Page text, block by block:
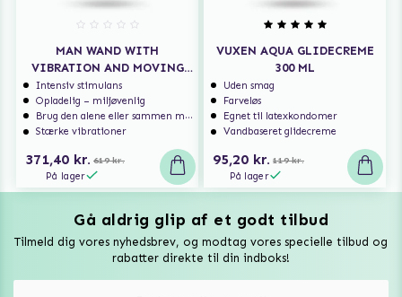
MAN WAND WITH
VIBRATION AND MOVING
WINGS
Intensiv stimulans
Opladelig – miljøvenlig
Brug den alene eller sammen med en partner
Stærke vibrationer
371,40 kr. 619 kr.
På lager
VUXEN AQUA GLIDECREME
300 ML
Uden smag
Farveløs
Egnet til latexkondomer
Vandbaseret glidecreme
95,20 kr. 119 kr.
På lager
Gå aldrig glip af et godt tilbud
Tilmeld dig vores nyhedsbrev, og modtag vores specielle tilbud og
rabatter direkte til din indboks!
Vuxen Magazine